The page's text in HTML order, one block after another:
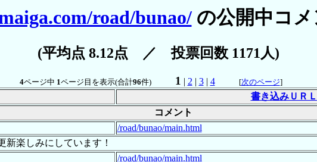
road/bunao/の公開中コメ
(平均点 8.12点 ／ 投票回数 1171人)
4ページ中 1ページ目を表示(合計96件) 1 | 2 | 3| 4 [次のページ]
書き込みＵＲＬ
コメント
/road/bunao/main.html
楽しみにしています！
/road/bunao/main.html